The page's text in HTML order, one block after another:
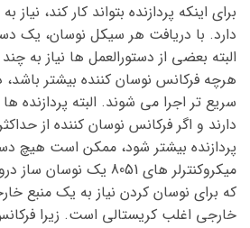
برای اینکه پردازنده بتواند کار کند،
دارد. با دریافت هر سیکل نوسان، یک
البته بعضی از دستورالعمل ها نیاز به
هرچه فرکانس نوسان کننده بیشتر
سریع تر اجرا می شوند. البته پردازنده
دارند و اگر فرکانس نوسان کننده از
پردازنده بیشتر شود، ممکن است هیچ
میکروکنترلر های 8051 یک
که برای نوسان کردن نیاز به یک منبع
خارجی اغلب کریستالی است. زیرا